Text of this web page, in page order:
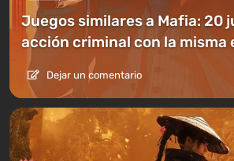
Juegos similares a Mafia: 20
acción criminal con la misma
Dejar un comentario